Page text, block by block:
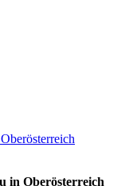
in Oberösterreich